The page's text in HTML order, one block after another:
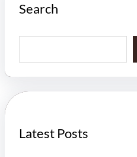
Search
a
h
Latest Posts